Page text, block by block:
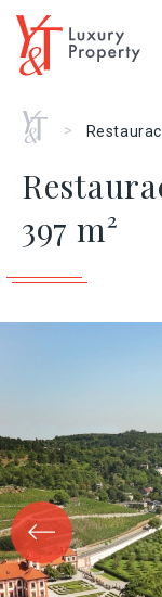
Home
>
397 m²